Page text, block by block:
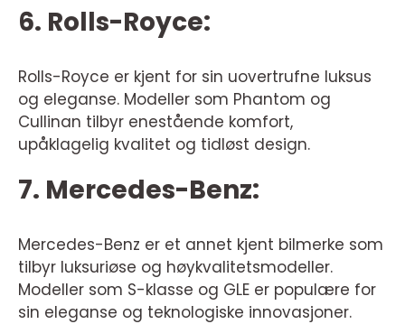
6. Rolls-Royce:
Rolls-Royce er kjent for sin uovertrufne luksus
og eleganse. Modeller som Phantom og
Cullinan tilbyr enestående komfort,
upåklagelig kvalitet og tidløst design.
7. Mercedes-Benz:
Mercedes-Benz er et annet kjent bilmerke som
tilbyr luksuriøse og høykvalitetsmodeller.
Modeller som S-klasse og GLE er populære for
sin eleganse og teknologiske innovasjoner.